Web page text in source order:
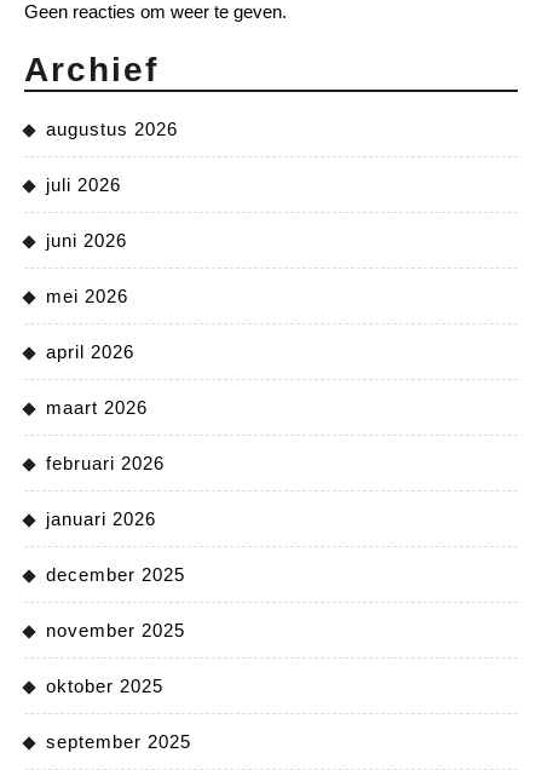
Geen reacties om weer te geven.
Archief
augustus 2026
juli 2026
juni 2026
mei 2026
april 2026
maart 2026
februari 2026
januari 2026
december 2025
november 2025
oktober 2025
september 2025